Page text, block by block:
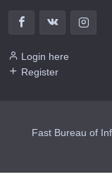
Login here
Register
Fast Bureau of